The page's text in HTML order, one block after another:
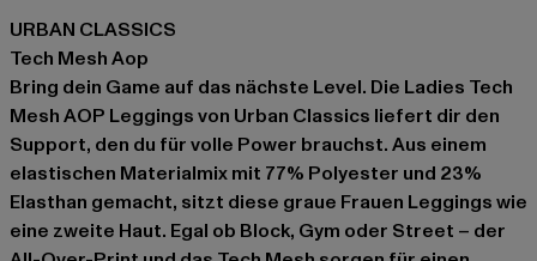
URBAN CLASSICS
Tech Mesh Aop
Bring dein Game auf das nächste Level. Die Ladies Tech
Mesh AOP Leggings von Urban Classics liefert dir den
Support, den du für volle Power brauchst. Aus einem
elastischen Materialmix mit 77% Polyester und 23%
Elasthan gemacht, sitzt diese graue Frauen Leggings wie
eine zweite Haut. Egal ob Block, Gym oder Street – der